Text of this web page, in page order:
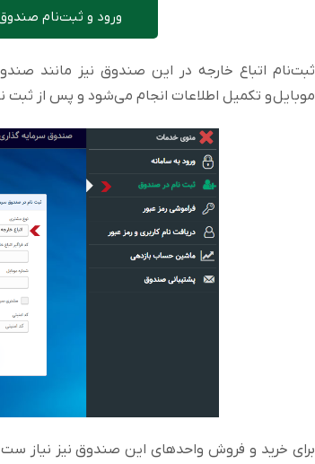
ورود و ثبت‌نام
ثبت‌نام اتباع خارجه در این صندوق نیز مانند
موبایل و تکمیل اطلاعات انجام می‌شود و پس از
برای خرید و فروش واحد‌های این صندوق نیز نیاز